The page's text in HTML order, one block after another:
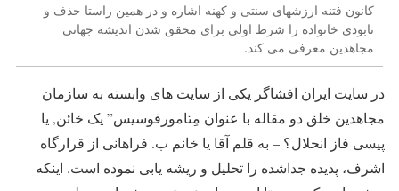
کانون فتنه ارزشهای سنتی و کهنه اشاره و در همین راستا حذف و
نابودی خانواده را شرط اولی برای محقق شدن اندیشه جهانی
مجاهدین معرفی می کند.
در سایت ایران افشاگر یکی از سایت های وابسته به سازمان
مجاهدین خلق دو مقاله با عنوان مِتامورفوسیس” یک خائن, یا
پیسی فاز انحلال؟ – به قلم آقا یا خانم ب. فراهانی از قرارگاه
اشرف، پدیده جداشده را تحلیل و ریشه یابی نموده است. اینکه